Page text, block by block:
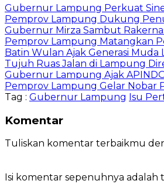
Gubernur Lampung Perkuat
Pemprov Lampung Dukung
Gubernur Mirza Sambut
Pemprov Lampung Matangkan
Batin Wulan Ajak Generasi
Tujuh Ruas Jalan di Lampung
Gubernur Lampung Ajak
Pemprov Lampung Gelar Nobar
Tag : Gubernur Lampung Isu
Komentar
Tuliskan komentar terbaikmu
Isi komentar sepenuhnya